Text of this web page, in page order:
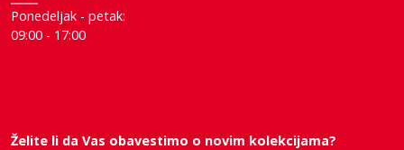
Ponedeljak - petak:
09:00 - 17:00
Želite li da Vas obavestimo o novim kolekcijama?